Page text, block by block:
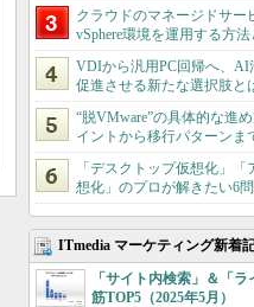
クラウドのマネージドサー
vSphere環境を運用する方法
VDIから汎用PC回帰へ、AI
促進させる新たな選択肢と
“脱VMware”の具体的な進
イントから移行パターンま
「デスクトップ仮想化」
想化」のプロが解きたい6
ITmedia マーケティング新着
「サイト内検索」＆「
筋TOP5（2025年5月）